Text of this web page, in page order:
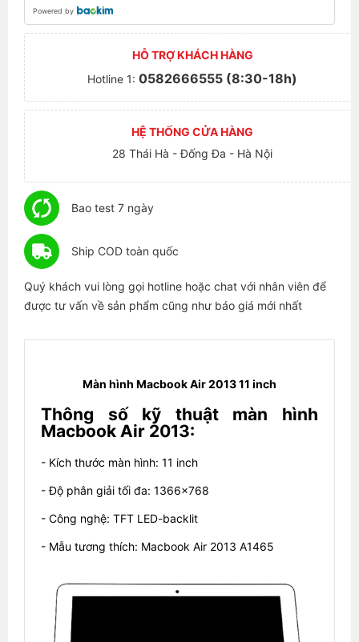
Powered by
HỖ TRỢ KHÁCH HÀNG
Hotline 1: 0582666555 (8:30-18h)
HỆ THỐNG CỬA HÀNG
28 Thái Hà - Đống Đa - Hà Nội
Bao test 7 ngày
Ship COD toàn quốc
Quý khách vui lòng gọi hotline hoặc chat với nhân viên để
được tư vấn về sản phẩm cũng như báo giá mới nhất
Màn hình Macbook Air 2013 11 inch
Thông số kỹ thuật màn hình
Macbook Air 2013:
- Kích thước màn hình: 11 inch
- Độ phân giải tối đa: 1366x768
- Công nghệ: TFT LED-backlit
- Mẫu tương thích: Macbook Air 2013 A1465